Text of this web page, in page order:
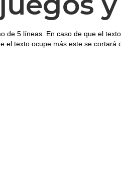
de 5 líneas. En caso de que el
el texto ocupe más este se cortará